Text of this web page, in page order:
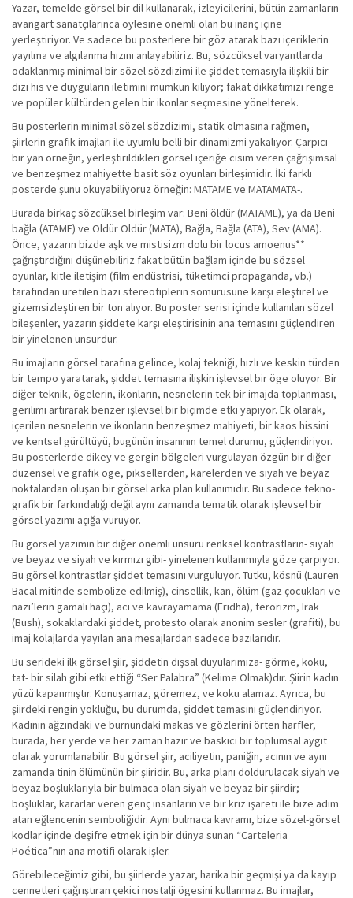
Yazar, temelde görsel bir dil kullanarak, izleyicilerini, bütün zamanların
avangart sanatçılarınca öylesine önemli olan bu inanç içine
yerleştiriyor. Ve sadece bu posterlere bir göz atarak bazı içeriklerin
yayılma ve algılanma hızını anlayabiliriz. Bu, sözcüksel varyantlarda
odaklanmış minimal bir sözel sözdizimi ile şiddet temasıyla ilişkili bir
dizi his ve duyguların iletimini mümkün kılıyor; fakat dikkatimizi renge
ve popüler kültürden gelen bir ikonlar seçmesine yönelterek.
Bu posterlerin minimal sözel sözdizimi, statik olmasına rağmen,
şiirlerin grafik imajları ile uyumlu belli bir dinamizmi yakalıyor. Çarpıcı
bir yan örneğin, yerleştirildikleri görsel içeriğe cisim veren çağrışımsal
ve benzeşmez mahiyette basit söz oyunları birleşimidir. İki farklı
posterde şunu okuyabiliyoruz örneğin: MATAME ve MATAMATA-.
Burada birkaç sözcüksel birleşim var: Beni öldür (MATAME), ya da Beni
bağla (ATAME) ve Öldür Öldür (MATA), Bağla, Bağla (ATA), Sev (AMA).
Önce, yazarın bizde aşk ve mistisizm dolu bir locus amoenus**
çağrıştırdığını düşünebiliriz fakat bütün bağlam içinde bu sözsel
oyunlar, kitle iletişim (film endüstrisi, tüketimci propaganda, vb.)
tarafından üretilen bazı stereotiplerin sömürüsüne karşı eleştirel ve
gizemsizleştiren bir ton alıyor. Bu poster serisi içinde kullanılan sözel
bileşenler, yazarın şiddete karşı eleştirisinin ana temasını güçlendiren
bir yinelenen unsurdur.
Bu imajların görsel tarafına gelince, kolaj tekniği, hızlı ve keskin türden
bir tempo yaratarak, şiddet temasına ilişkin işlevsel bir öge oluyor. Bir
diğer teknik, ögelerin, ikonların, nesnelerin tek bir imajda toplanması,
gerilimi artırarak benzer işlevsel bir biçimde etki yapıyor. Ek olarak,
içerilen nesnelerin ve ikonların benzeşmez mahiyeti, bir kaos hissini
ve kentsel gürültüyü, bugünün insanının temel durumu, güçlendiriyor.
Bu posterlerde dikey ve gergin bölgeleri vurgulayan özgün bir diğer
düzensel ve grafik öge, piksellerden, karelerden ve siyah ve beyaz
noktalardan oluşan bir görsel arka plan kullanımıdır. Bu sadece tekno-
grafik bir farkındalığı değil aynı zamanda tematik olarak işlevsel bir
görsel yazımı açığa vuruyor.
Bu görsel yazımın bir diğer önemli unsuru renksel kontrastların- siyah
ve beyaz ve siyah ve kırmızı gibi- yinelenen kullanımıyla göze çarpıyor.
Bu görsel kontrastlar şiddet temasını vurguluyor. Tutku, kösnü (Lauren
Bacal mitinde sembolize edilmiş), cinsellik, kan, ölüm (gaz çocukları ve
nazi’lerin gamalı haçı), acı ve kavrayamama (Fridha), terörizm, Irak
(Bush), sokaklardaki şiddet, protesto olarak anonim sesler (grafiti), bu
imaj kolajlarda yayılan ana mesajlardan sadece bazılarıdır.
Bu serideki ilk görsel şiir, şiddetin dışsal duyularımıza- görme, koku,
tat- bir silah gibi etki ettiği “Ser Palabra” (Kelime Olmak)dır. Şiirin kadın
yüzü kapanmıştır. Konuşamaz, göremez, ve koku alamaz. Ayrıca, bu
şiirdeki rengin yokluğu, bu durumda, şiddet temasını güçlendiriyor.
Kadının ağzındaki ve burnundaki makas ve gözlerini örten harfler,
burada, her yerde ve her zaman hazır ve baskıcı bir toplumsal aygıt
olarak yorumlanabilir. Bu görsel şiir, aciliyetin, paniğin, acının ve aynı
zamanda tinin ölümünün bir şiiridir. Bu, arka planı doldurulacak siyah ve
beyaz boşluklarıyla bir bulmaca olan siyah ve beyaz bir şiirdir;
boşluklar, kararlar veren genç insanların ve bir kriz işareti ile bize adım
atan eğlencenin semboliğidir. Aynı bulmaca kavramı, bize sözel-görsel
kodlar içinde deşifre etmek için bir dünya sunan “Carteleria
Poética”nın ana motifi olarak işler.
Görebileceğimiz gibi, bu şiirlerde yazar, harika bir geçmişi ya da kayıp
cennetleri çağrıştıran çekici nostalji ögesini kullanmaz. Bu imajlar,